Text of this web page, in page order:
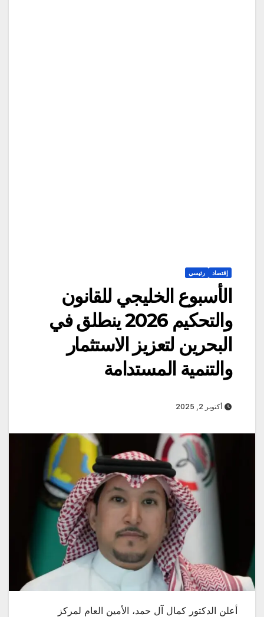
إقتصاد رئيسي
الأسبوع الخليجي للقانون
والتحكيم 2026 ينطلق في
البحرين لتعزيز الاستثمار
والتنمية المستدامة
أكتوبر 2, 2025
أعلن الدكتور كمال آل حمد، الأمين العام لمركز